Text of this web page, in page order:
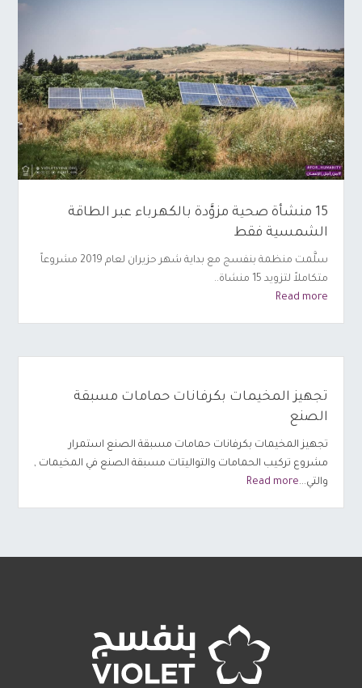
15 منشأة صحية مزوَّدة بالكهرباء عبر الطاقة
الشمسية فقط
سلَّمت منظمة بنفسج مع بداية شهر حزيران لعام 2019 مشروعاً
متكاملاً لتزويد 15 منشاة..
Read more
تجهيز المخيمات بكرفانات حمامات مسبقة
الصنع
تجهيز المخيمات بكرفانات حمامات مسبقة الصنع استمرار
مشروع تركيب الحمامات والتواليتات مسبقة الصنع في المخيمات ,
والتي...Read more